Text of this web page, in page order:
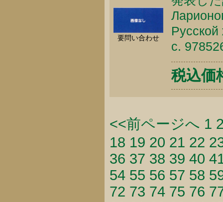
要問い合わせ
c.
税込価
<<前ページへ 1
18 19 20 21 22
36 37 38 39 40
54 55 56 57 58
72 73 74 75 76